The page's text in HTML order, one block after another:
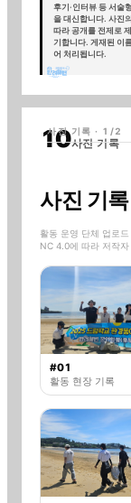
후기·인터뷰 등 서술
을 대신합니다. 사진
따라 공개를 전제로
기합니다. 게재된 이
어 처리됩니다.
사진 기록 · 1/2
사진 기록
사진 기
활동 운영 단체 업로
NC 4.0에 따라 저작
#01
활동 현장 기록